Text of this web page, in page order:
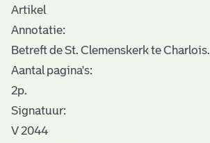
Artikel
Annotatie:
Betreft de St. Clemenskerk te Charlois.
Aantal pagina's:
2p.
Signatuur:
V 2044